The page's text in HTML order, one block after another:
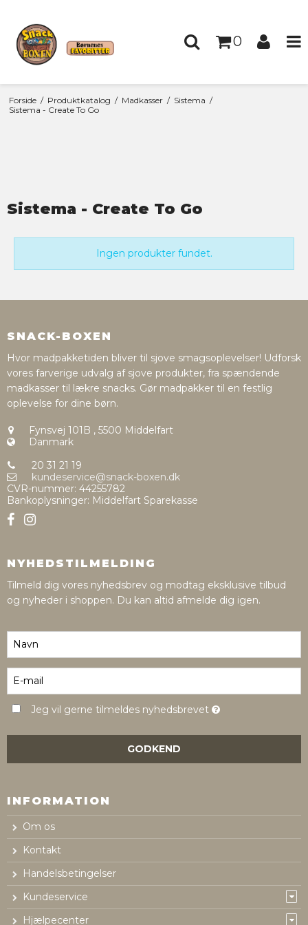
0
Forside / Produktkatalog / Madkasser / Sistema /
Sistema - Create To Go
Sistema - Create To Go
Ingen produkter fundet.
SNACK-BOXEN
Hvor madpakketiden bliver til sjove smagsoplevelser! Udforsk
vores farverige udvalg af sjove produkter, fra spændende
madkasser til lækre snacks. Gør madpakker til en festlig
oplevelse for dine børn.
Fynsvej 101B , 5500 Middelfart
Danmark
20 31 21 19
kundeservice@snack-boxen.dk
CVR-nummer: 44255782
Bankoplysninger: Middelfart Sparekasse
NYHEDSTILMELDING
Tilmeld dig vores nyhedsbrev og modtag eksklusive tilbud
og nyheder i shoppen. Du kan altid afmelde dig igen.
Jeg vil gerne tilmeldes nyhedsbrevet
GODKEND
INFORMATION
Om os
Kontakt
Handelsbetingelser
Kundeservice
Hjælpecenter